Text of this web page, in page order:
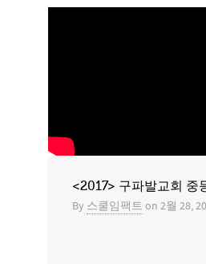
<2017> 구파발교회 중
By 스쿨임팩트 on 2월 28,